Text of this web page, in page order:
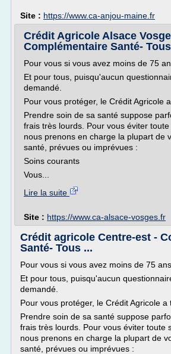
Site : https://www.ca-anjou-maine.fr
Crédit Agricole Alsace
Complémentaire Santé-
Pour vous si vous avez moins de 75
Et pour tous, puisqu'aucun
demandé.
Pour vous protéger, le Crédit Agricole
Prendre soin de sa santé suppose
frais très lourds. Pour vous éviter toute
nous prenons en charge la plupart de
santé, prévues ou imprévues :
Soins courants
Vous...
Lire la suite
Site : https://www.ca-alsace-vosges.fr
Crédit agricole Centre-est -
Santé- Tous ...
Pour vous si vous avez moins de 75 ans.
Et pour tous, puisqu'aucun
demandé.
Pour vous protéger, le Crédit Agricole a
Prendre soin de sa santé suppose
frais très lourds. Pour vous éviter toute
nous prenons en charge la plupart de
santé, prévues ou imprévues :